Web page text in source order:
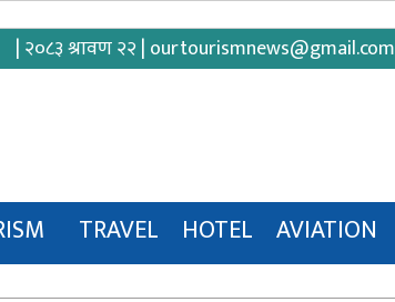
| २०८३ श्रावण २२ | ourtourismnews@gmail.com
TRAVEL HOTEL AVIATION